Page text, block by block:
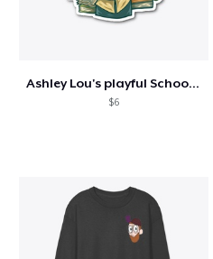
Ashley Lou's playful School🏠 Collection
$6